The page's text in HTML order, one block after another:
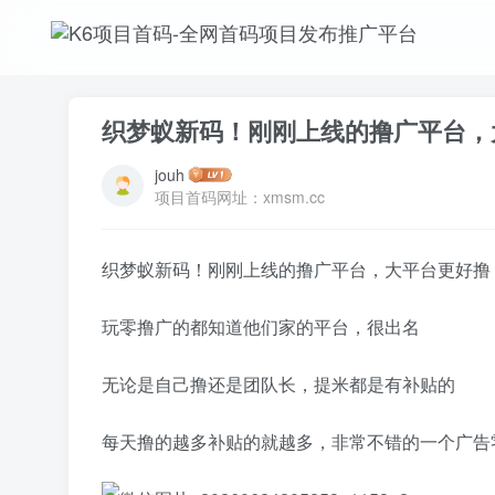
织梦蚁新码！刚刚上线的撸广平台
jouh
项目首码网址：xmsm.cc
织梦蚁新码！刚刚上线的撸广平台，大平台更好撸
玩零撸广的都知道他们家的平台，很出名
无论是自己撸还是团队长，提米都是有补贴的
每天撸的越多补贴的就越多，非常不错的一个广